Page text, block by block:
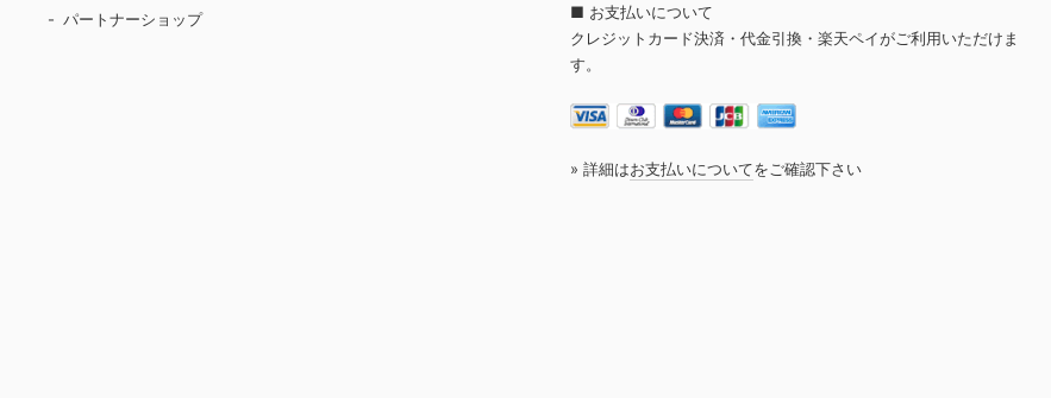
パートナーショップ
■ お支払いについて
クレジットカード決済・代金引換・楽天ペイがご利用いただけま
す。
» 詳細はお支払いについてをご確認下さい